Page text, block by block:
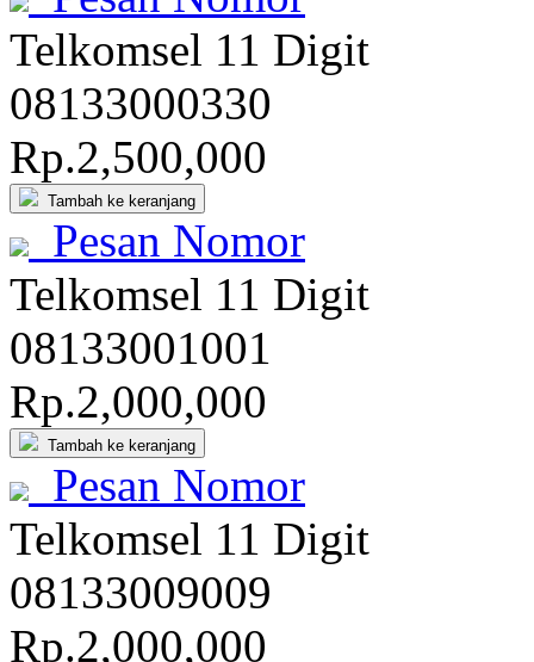
Telkomsel 11 Digit
08133000330
Rp.2,500,000
Tambah ke keranjang
Pesan Nomor
Telkomsel 11 Digit
08133001001
Rp.2,000,000
Tambah ke keranjang
Pesan Nomor
Telkomsel 11 Digit
08133009009
Rp.2,000,000